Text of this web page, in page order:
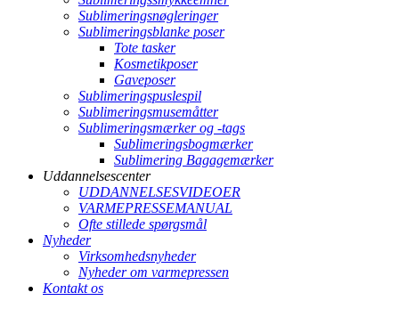
Sublimeringsnøgleringer
Sublimeringsblanke poser
Tote tasker
Kosmetikposer
Gaveposer
Sublimeringspuslespil
Sublimeringsmusemåtter
Sublimeringsmærker og -tags
Sublimeringsbogmærker
Sublimering Bagagemærker
Uddannelsescenter
UDDANNELSESVIDEOER
VARMEPRESSEMANUAL
Ofte stillede spørgsmål
Nyheder
Virksomhedsnyheder
Nyheder om varmepressen
Kontakt os